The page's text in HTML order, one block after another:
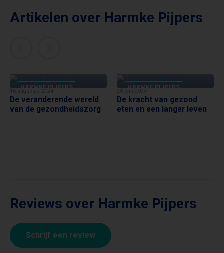
Artikelen over Harmke Pijpers
HARMKE PIJPERS
De veranderende wereld
van de gezondheidszorg
HARMKE PIJPERS
De kracht van gezond
eten en een langer leven
Reviews over Harmke Pijpers
Schrijf een review